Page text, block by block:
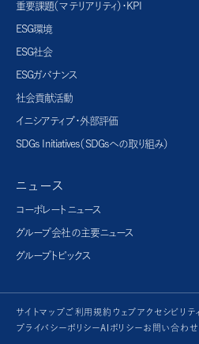
重要課題（マテリアリティ）・KPI
ESG環境
ESG社会
ESGガバナンス
社会貢献活動
イニシアティブ・外部評価
SDGs Initiatives（SDGsへの取り組み）
ニュース
コーポレートニュース
グループ会社の主要ニュース
グループトピックス
サイトマップご利用規約 ウェブアクセシビリテ
プライバシーポリシーAIポリシーお問い合わせ